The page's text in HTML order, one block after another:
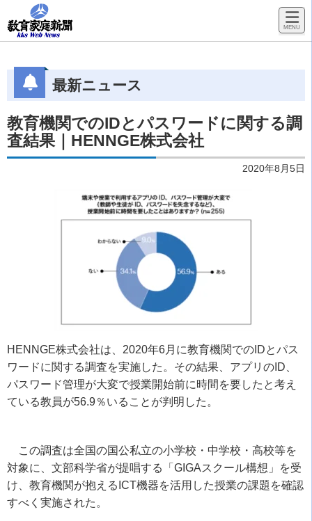
最新ニュース
教育機関でのIDとパスワードに関する調
査結果｜HENNGE株式会社
2020年8月5日
HENNGE株式会社は、 2020年6月に教育機関での IDとパス
ワードに関する調査を実施した。その結果、アプリの ID
パスワード管理が大変で授業開始前に時間を要したと考え
ている教員が56.9％いることが判明した。
この調査は全国の国公私立の小学校・中学校・高校等を
対象に、文部科学省が提唱する「 GIGAスクール構想」を受
け、教育機関が抱える ICT機器を活用した授業の課題を確認
すべく実施された。